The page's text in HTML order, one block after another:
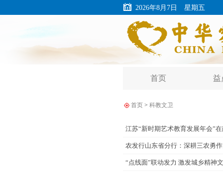
2026年8月7日 星期五
首页 益
首页> 科教文卫
江苏“新时期艺术教育发展年会”
农发行山东省分行：深耕三农勇
“点线面”联动发力 激发城乡精神